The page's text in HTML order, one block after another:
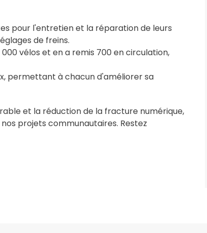
pour l'entretien et la réparation de leurs
de freins.
vélos et en a remis 700 en circulation,
permettant à chacun d'améliorer sa
et la réduction de la fracture numérique,
projets communautaires. Restez